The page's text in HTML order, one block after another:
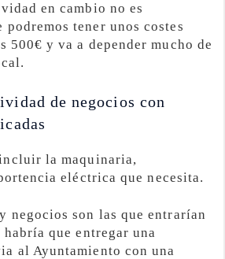
en cambio no es
tener unos costes
500€ y va a depender mucho de
de negocios con
la maquinaria,
eléctrica que necesita.
negocios son las que entrarían
que entregar una
al Ayuntamiento con una